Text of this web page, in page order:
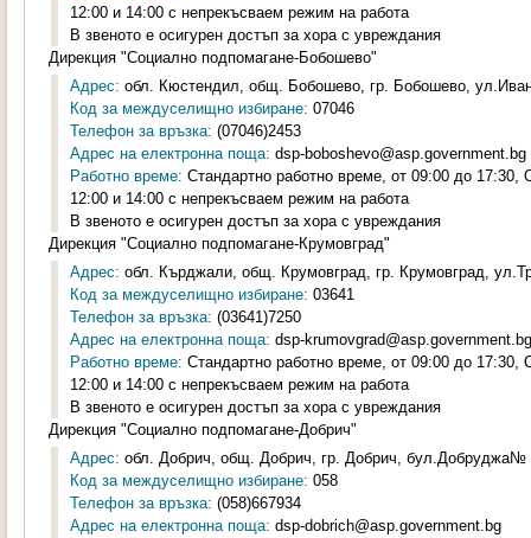
12:00 и 14:00 с непрекъсваем режим на работа
В звеното е осигурен достъп за хора с увреждания
Дирекция "Социално подпомагане-Бобошево"
Адрес: обл. Кюстендил, общ. Бобошево, гр. Бобошево,
Код за междуселищно избиране: 07046
Телефон за връзка: (07046)2453
Адрес на електронна поща: dsp-boboshevo@asp.government.bg
Работно време: Стандартно работно време, от 09:00 до
12:00 и 14:00 с непрекъсваем режим на работа
В звеното е осигурен достъп за хора с увреждания
Дирекция "Социално подпомагане-Крумовград"
Адрес: обл. Кърджали, общ. Крумовград, гр. Крумовград,
Код за междуселищно избиране: 03641
Телефон за връзка: (03641)7250
Адрес на електронна поща: dsp-krumovgrad@asp.government.bg
Работно време: Стандартно работно време, от 09:00 до
12:00 и 14:00 с непрекъсваем режим на работа
В звеното е осигурен достъп за хора с увреждания
Дирекция "Социално подпомагане-Добрич"
Адрес: обл. Добрич, общ. Добрич, гр. Добрич, бул.Добруджа№
Код за междуселищно избиране: 058
Телефон за връзка: (058)667934
Адрес на електронна поща: dsp-dobrich@asp.government.bg